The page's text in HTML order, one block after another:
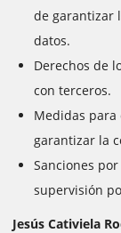
de garantizar
datos.
Derechos de
con terceros.
Medidas
garantizar la
Sanciones
supervisión
Jesús Cativiela